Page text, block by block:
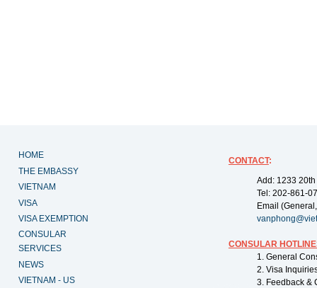
HOME
THE EMBASSY
VIETNAM
VISA
VISA EXEMPTION
CONSULAR
SERVICES
NEWS
VIETNAM - US
CONTACT:
Add: 1233
Tel: 202-861-
Email
CONSULAR
1. General
2. Visa
3. Feedback &